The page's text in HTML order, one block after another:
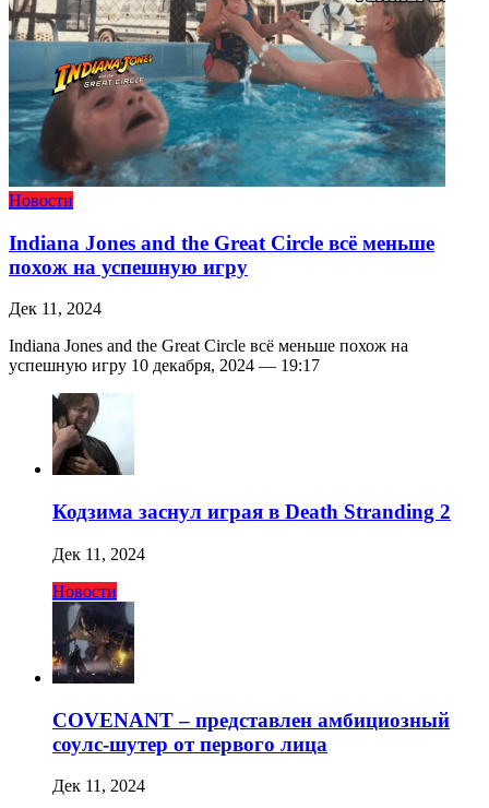
Новости
Indiana Jones and the Great Circle всё меньше
похож на успешную игру
Дек 11, 2024
Indiana Jones and the Great Circle всё меньше похож на
успешную игру 10 декабря, 2024 — 19:17
Кодзима заснул играя в Death Stranding 2
Дек 11, 2024
Новости
COVENANT – представлен амбициозный
соулс-шутер от первого лица
Дек 11, 2024